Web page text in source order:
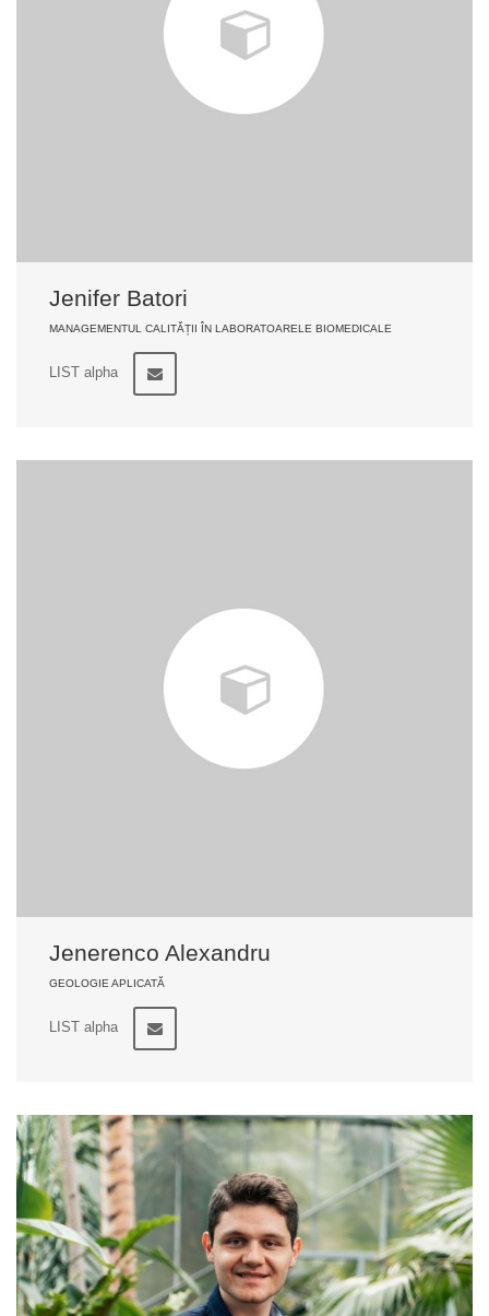
Jenifer Batori
MANAGEMENTUL CALITĂȚII ÎN LABORATOARELE BIOMEDICALE
LIST alpha
Jenerenco Alexandru
GEOLOGIE APLICATĂ
LIST alpha